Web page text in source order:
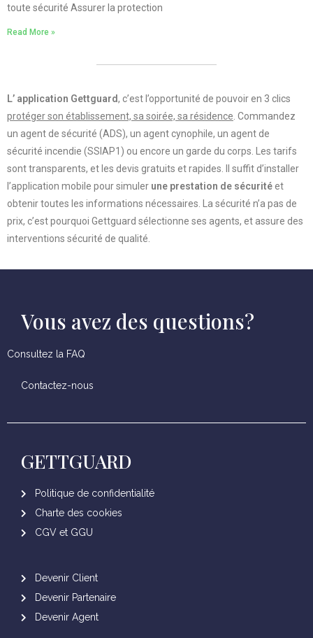
toute sécurité Assurer la protection
Read More »
L’ application Gettguard, c’est l’opportunité de pouvoir en 3 clics
protéger son établissement, sa soirée, sa résidence. Commandez
un agent de sécurité (ADS), un agent cynophile, un agent de
sécurité incendie (SSIAP1) ou encore un garde du corps. Les tarifs
sont transparents, et les devis gratuits et rapides. Il suffit d’installer
l’application mobile pour simuler une prestation de sécuritéet
obtenir toutes les informations nécessaires. La sécurité n’a pas de
prix, c’est pourquoi Gettguard sélectionne ses agents, et assure des
interventions sécurité de qualité.
Vous avez des questions?
Consultez la FAQ
Contactez-nous
GETTGUARD
Politique de confidentialité
Charte des cookies
CGV et GGU
Devenir Client
Devenir Partenaire
Devenir Agent